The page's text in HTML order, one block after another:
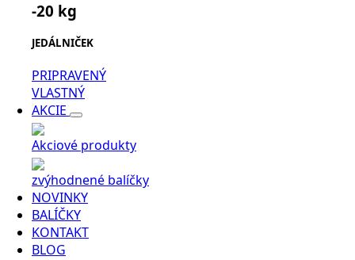
-20 kg
JEDÁLNIČEK
PRIPRAVENÝ
VLASTNÝ
AKCIE
Akciové produkty
zvýhodnené balíčky
NOVINKY
BALÍČKY
KONTAKT
BLOG